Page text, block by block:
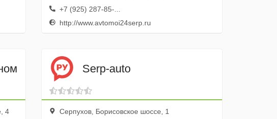
+7 (925) 287-85-...
http://www.avtomoi24serp.ru
4
Serp-auto
Серпухов, Борисовское шоссе, 1